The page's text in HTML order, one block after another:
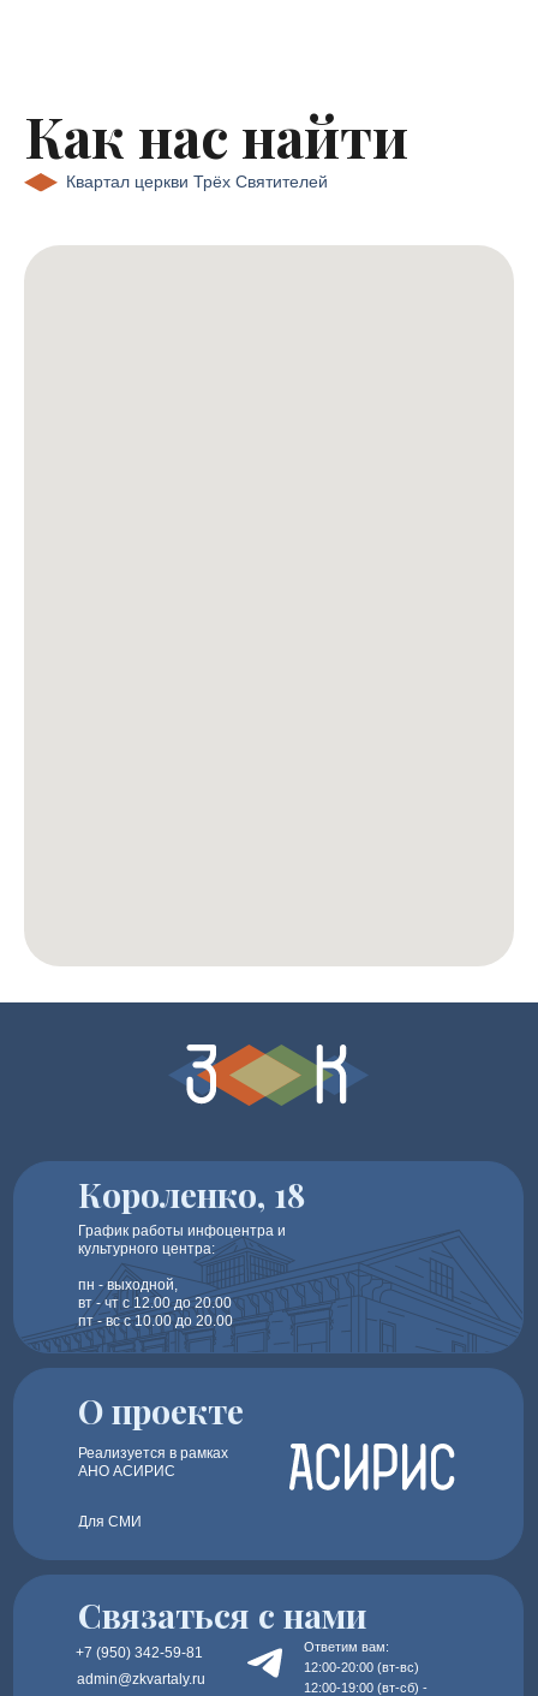
Как нас найти
Квартал церкви Трёх Святителей
О проекте
Для СМИ
Реализуется в рамках
АНО АСИРИС
Короленко, 18
Связаться с нами
+7 (950) 342-59-81
admin@zkvartaly.ru
График работы инфоцентра и
культурного центра:
пн - выходной,
вт - чт с 12.00 до 20.00
пт - вс с 10.00 до 20.00
Ответим вам:
12:00-20:00 (вт-вс)
12:00-19:00 (вт-сб) -